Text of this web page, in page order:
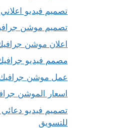
تصميم فيديو
تصميم موشن
اعلان موشن
مصمم فيديو
عمل موشن
اسعار الموشن
تصميم فيديو دعائي
للتسويق